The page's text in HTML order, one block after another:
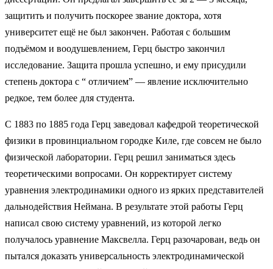
защитить и получить поскорее звание доктора, хотя
университет ещё не был закончен. Работая с большим
подъёмом и воодушевлением, Герц быстро закончил
исследование. Защита прошла успешно, и ему присудили
степень доктора с “ отличием” — явление исключительно
редкое, тем более для студента.
С 1883 по 1885 года Герц заведовал кафедрой теоретической
физики в провинциальном городке Киле, где совсем не было
физической лаборатории. Герц решил заниматься здесь
теоретическими вопросами. Он корректирует систему
уравнения электродинамики одного из ярких представителей
дальнодействия Неймана. В результате этой работы Герц
написал свою систему уравнений, из которой легко
получалось уравнение Максвелла. Герц разочарован, ведь он
пытался доказать универсальность электродинамической